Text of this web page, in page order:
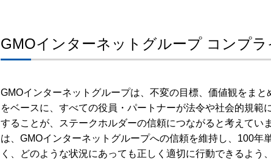
GMOインターネットグループ コンプ
GMOインターネットグループは、不変の目標、価値観をまと
をベースに、すべての役員・パートナーが法令や社会的規範
することが、ステークホルダーの信頼につながると考えてい
は、GMOインターネットグループへの信頼を維持し、100年
く、どのような状況にあっても正しく適切に行動できるよう